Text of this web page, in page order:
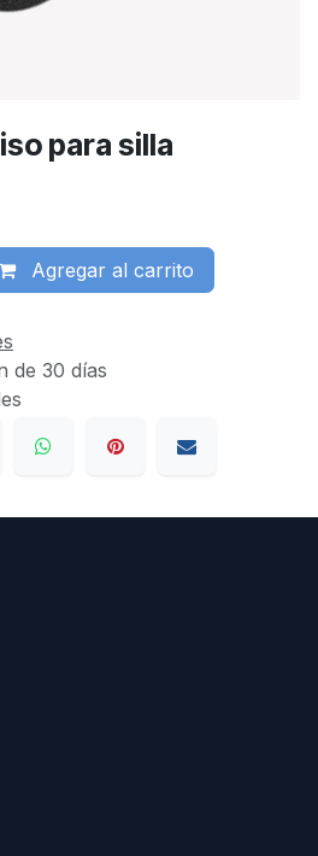
para silla
Agregar al carrito
de 30 días